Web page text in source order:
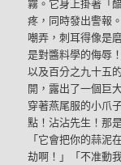
疼，同時發出警報
嘲弄，刺耳得像是
是對醬料學的侮辱
以及百分之九十五
開，露出了一個巨
穿著燕尾服的小爪
點！沾沾先生！那
「它會把你的蒜
劫啊！」「不准動